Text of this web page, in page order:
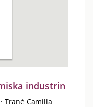
industrin
· Trané Camilla